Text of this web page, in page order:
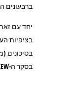
ברבעונים
יחד עם
בציפיות
בסקר ה-ZEW (תרשים 10).